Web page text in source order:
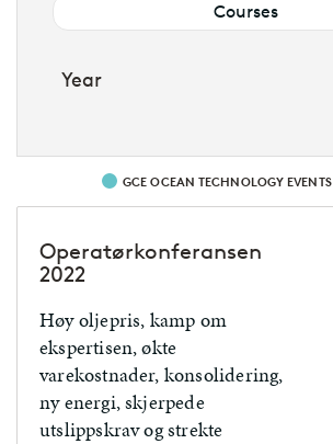
Courses
Year
GCE OCEAN TECHNOLOGY EVENTS
Operatørkonferansen
2022
Høy oljepris, kamp om
ekspertisen, økte
varekostnader, konsolidering,
ny energi, skjerpede
utslippskrav og strekte